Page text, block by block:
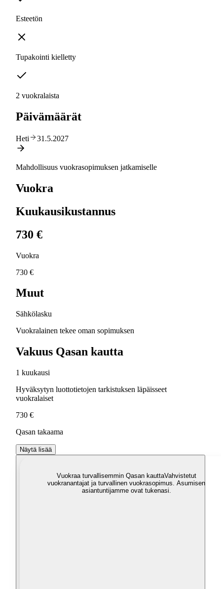
Esteetön
Tupakointi kielletty
2 vuokralaista
Päivämäärät
Heti 31.5.2027
Mahdollisuus vuokrasopimuksen jatkamiselle
Vuokra
Kuukausikustannus
730 €
Vuokra
730 €
Muut
Sähkölasku
Vuokralainen tekee oman sopimuksen
Vakuus Qasan kautta
1 kuukausi
Hyväksytyn luottotietojen tarkistuksen läpäisseet
vuokralaiset
730 €
Qasan takaama
Näytä lisää
Vuokraa turvallisemmin Qasan kauttaVahvistetut
vuokranantajat ja turvallinen vuokrasopimus. Asumisen
asiantuntijamme ovat tukenasi.